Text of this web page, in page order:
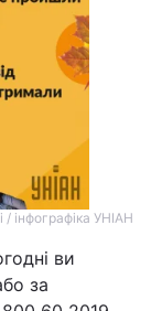
/ інфографіка УНІАН
ви
за